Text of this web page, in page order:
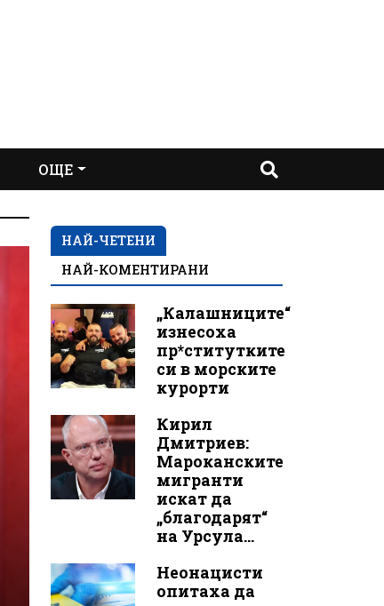
ОЩЕ
НАЙ-ЧЕТЕНИ
НАЙ-КОМЕНТИРАНИ
„Калашниците“
изнесоха
пр*ститутките
си в морските
курорти
Кирил
Дмитриев:
Мароканските
мигранти
искат да
„благодарят“
на Урсула...
Неонацисти
опитаха да